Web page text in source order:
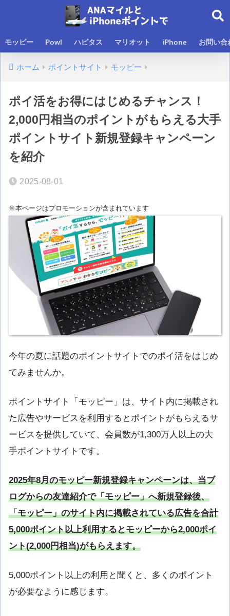
モッピー Powl ハピタス マリオット iPhone お問い合
ホーム ポイントサイト モッピー
ポイ活をお得にはじめるチャンス！
2,000円相当のポイントがもらえる大手
ポイントサイト新規登録キャンペーン
を紹介
2025-08-01
※本ページはプロモーションが含まれています
今年の夏に話題のポイントサイトでのポイ活をはじめ
てみませんか。
ポイントサイト「モッピー」は、サイト内に掲載され
た広告やサービスを利用するとポイントがもらえるサ
ービスを提供していて、会員数が1,300万人以上の大
手ポイントサイトです。
2025年8月のモッピー新規登録キャンペーンは、当ブ
ログからの友達紹介で「モッピー」へ新規登録後、
「モッピー」のサイト内に掲載されている広告を合計
5,000ポイント以上利用するとモッピーから2,000ポイ
ント(2,000円相当)がもらえます。
5,000ポイント以上の利用と聞くと、多くのポイント
が必要なように感じます。